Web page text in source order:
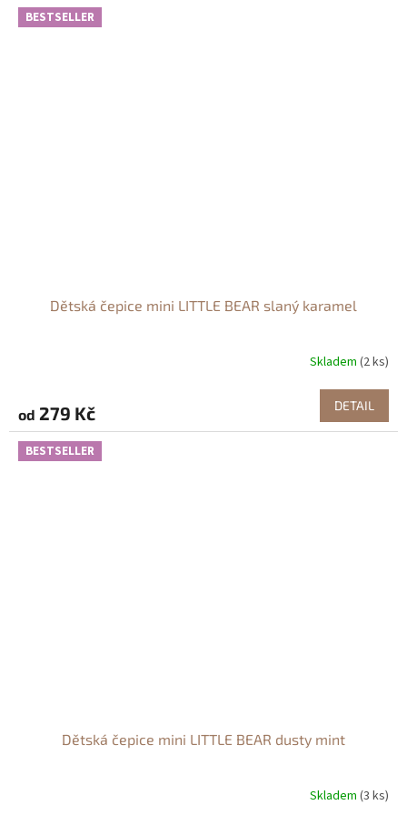
BESTSELLER
Dětská čepice mini LITTLE BEAR slaný karamel
Skladem (2 ks)
od 279 Kč DETAIL
BESTSELLER
Dětská čepice mini LITTLE BEAR dusty mint
Skladem (3 ks)